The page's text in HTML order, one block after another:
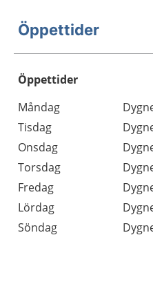
Öppettider
Öppettider
Dag
Öppettider
Kommentarer
Måndag
Tisdag
Onsdag
Torsdag
Fredag
Lördag
Söndag